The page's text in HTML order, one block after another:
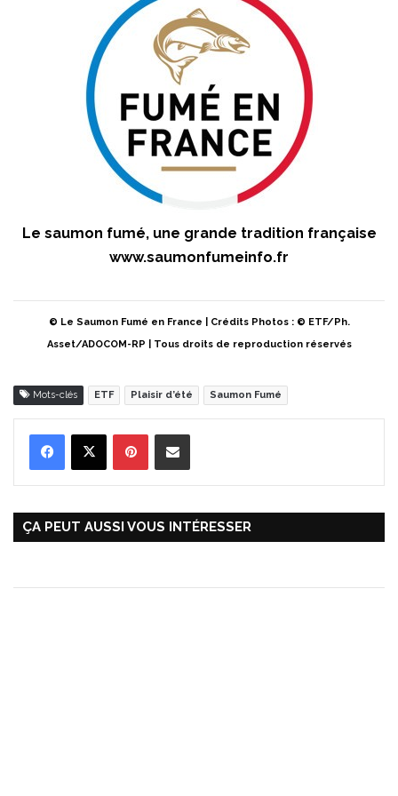
Le saumon fumé, une grande tradition française
www.saumonfumeinfo.fr
© Le Saumon Fumé en France | Crédits Photos : © ETF/Ph.
Asset/ADOCOM-RP | Tous droits de reproduction réservés
Mots-clés ETF Plaisir d’été Saumon Fumé
ÇA PEUT AUSSI VOUS INTÉRESSER